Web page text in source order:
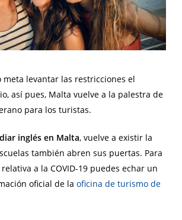
meta levantar las restricciones el
así pues, Malta vuelve a la palestra de
para los turistas.
inglés en Malta, vuelve a existir la
también abren sus puertas. Para
a la COVID-19 puedes echar un
oficial de la oficina de turismo de